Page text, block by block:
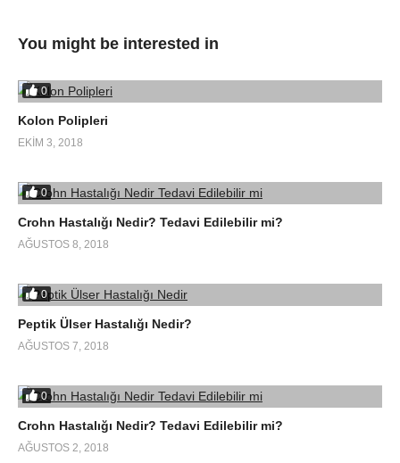
You might be interested in
0
Kolon Polipleri
EKIM 3, 2018
0
Crohn Hastalığı Nedir? Tedavi Edilebilir mi?
AĞUSTOS 8, 2018
0
Peptik Ülser Hastalığı Nedir?
AĞUSTOS 7, 2018
0
Crohn Hastalığı Nedir? Tedavi Edilebilir mi?
AĞUSTOS 2, 2018